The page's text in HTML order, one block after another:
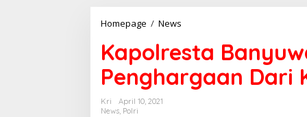
Homepage / News
p
o
l
r
Kapolresta
Penghargaan Dari
Kri
April 10, 2021
News, Polri